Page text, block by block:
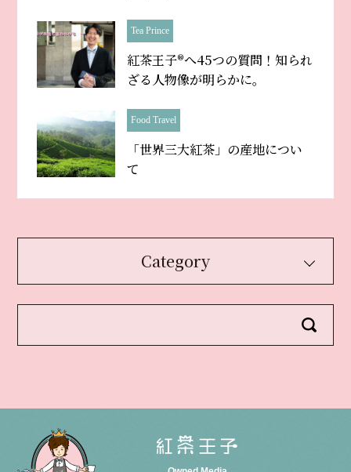
Tea Prince
紅茶王子®へ45つの質問！知られ
ざる人物像が明らかに。
Food Travel
「世界三大紅茶」の産地につい
て
Category